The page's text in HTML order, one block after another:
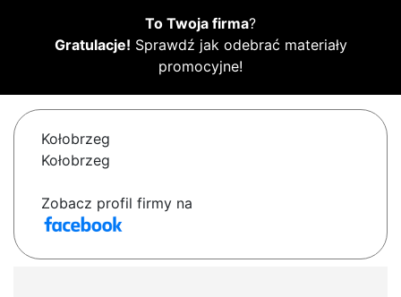
To Twoja firma?
Gratulacje! Sprawdź jak odebrać materiały
promocyjne!
Kołobrzeg
Kołobrzeg
Zobacz profil firmy na